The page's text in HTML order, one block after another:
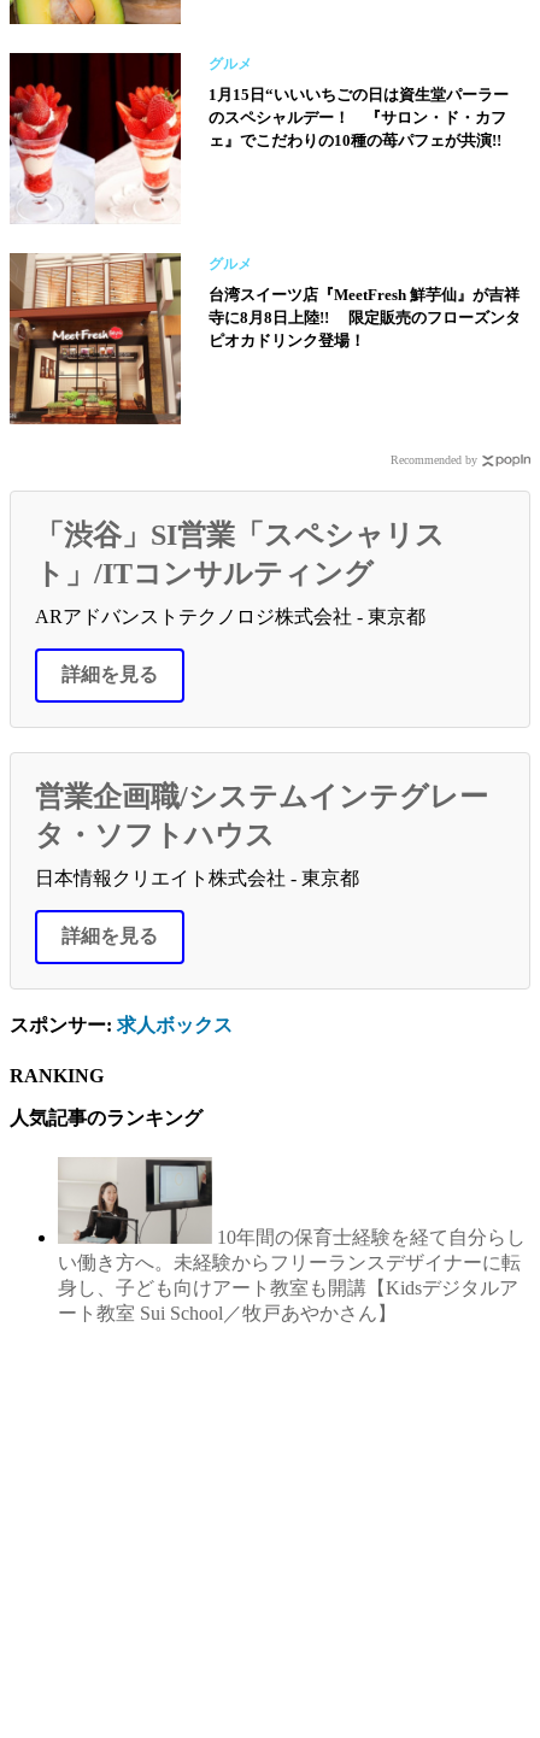
グルメ
1月15日“いいいちごの日は資生堂パーラー
のスペシャルデー！ 『サロン・ド・カフ
ェ』でこだわりの10種の苺パフェが共演!!
グルメ
台湾スイーツ店『MeetFresh 鮮芋仙』が吉祥
寺に8月8日上陸!! 限定販売のフローズンタ
ピオカドリンク登場！
Recommended by
「渋谷」SI営業「スペシャリス
ト」/ITコンサルティング
ARアドバンストテクノロジ株式会社 - 東京都
詳細を見る
営業企画職/システムインテグレー
タ・ソフトハウス
日本情報クリエイト株式会社 - 東京都
詳細を見る
スポンサー: 求人ボックス
RANKING
人気記事のランキング
10年間の保育士経験を経て自分らし
い働き方へ。未経験からフリーランスデザイナーに転
身し、子ども向けアート教室も開講【Kidsデジタルア
ート教室 Sui School／牧戸あやかさん】